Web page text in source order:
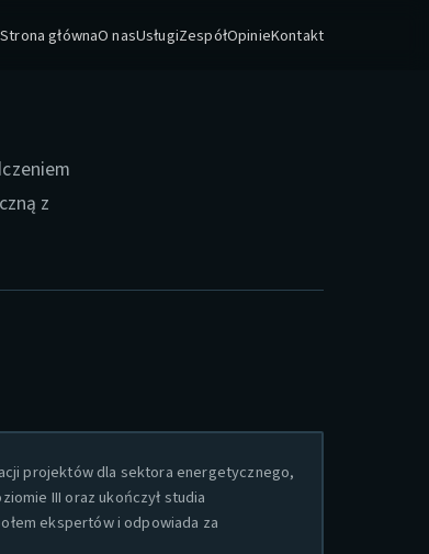
Strona głównaO nasUsługiZespółOpinieKontakt
z
projektów dla sektora energetycznego,
III oraz ukończył studia
ekspertów i odpowiada za